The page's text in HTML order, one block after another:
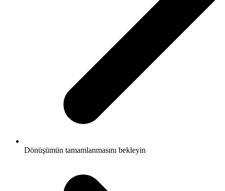
Dönüşümün tamamlanmasını bekleyin